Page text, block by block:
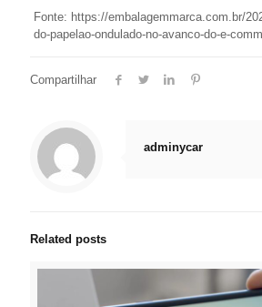
Fonte: https://embalagemmarca.com.br/
do-papelao-ondulado-no-avanco-do-e-
Compartilhar
adminycar
Related posts